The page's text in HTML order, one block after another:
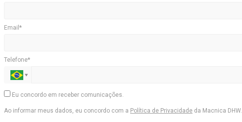
Email*
Telefone*
Eu concordo em receber comunicações.
Ao informar meus dados, eu concordo com a Política de Privacidade da Macnica DHW.